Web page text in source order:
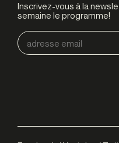
Inscrivez-vous à la
semaine le programme!